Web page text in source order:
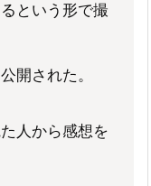
という形で撮
開された。
人から感想を